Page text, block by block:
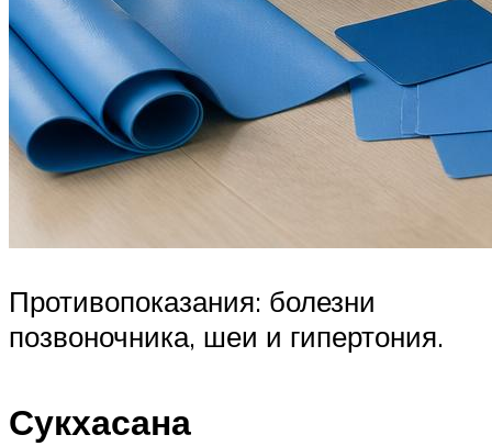
Противопоказания: болезни
позвоночника, шеи и гипертония.
Сукхасана